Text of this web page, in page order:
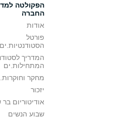
הפקולטה
החברה
אודות
פורטל
הסטודנטיות.ים
המדריך
המתחילות.ים
מחקר
יזכור
אודיטוריום בר
שבוע הנשים